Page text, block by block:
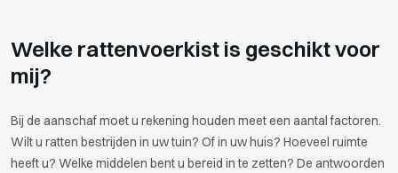
Welke rattenvoerkist is geschikt voor
mij?
Bij de aanschaf moet u rekening houden meet een aantal factoren.
Wilt u ratten bestrijden in uw tuin? Of in uw huis? Hoeveel ruimte
heeft u? Welke middelen bent u bereid in te zetten? De antwoorden